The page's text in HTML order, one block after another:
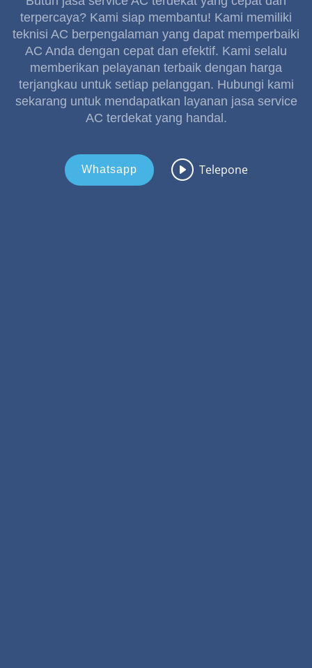
terpercaya? Kami siap membantu! Kami memiliki
teknisi AC berpengalaman yang dapat memperbaiki
AC Anda dengan cepat dan efektif. Kami selalu
memberikan pelayanan terbaik dengan harga
terjangkau untuk setiap pelanggan. Hubungi kami
sekarang untuk mendapatkan layanan jasa service
AC terdekat yang handal.
Whatsapp Telepone